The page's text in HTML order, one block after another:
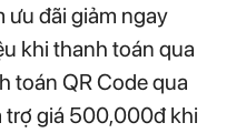
ưu đãi giảm ngay
khi thanh toán qua
toán QR Code qua
trợ giá 500,000đ khi